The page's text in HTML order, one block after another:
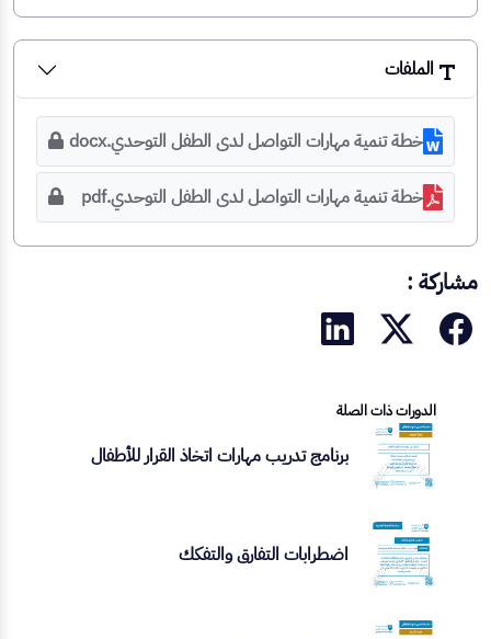
الملفات
خطة تنمية مهارات التواصل لدى الطفل التوحدي.docx
خطة تنمية مهارات التواصل لدى الطفل التوحدي.pdf
مشاركة :
الدورات ذات الصلة
برنامج تدريب مهارات اتخاذ القرار للأطفال
اضطرابات التفارق والتفكك